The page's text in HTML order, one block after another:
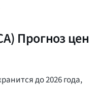
Прогноз цен
до 2026 года,